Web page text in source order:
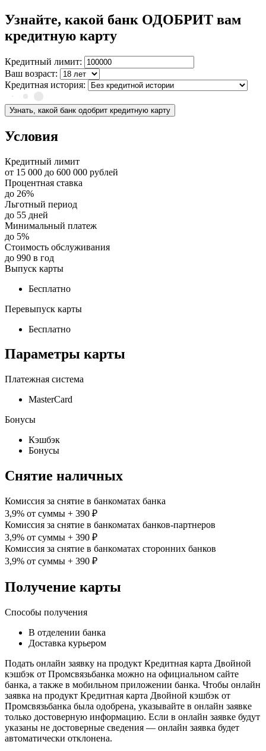
Узнайте, какой банк ОДОБРИТ вам
кредитную карту
Кредитный лимит:
Ваш возраст:
Кредитная история:
Узнать, какой банк одобрит кредитную карту
Условия
Кредитный лимит
от 15 000 до 600 000 рублей
Процентная ставка
до 26%
Льготный период
до 55 дней
Минимальный платеж
до 5%
Стоимость обслуживания
до 990 в год
Выпуск карты
Бесплатно
Перевыпуск карты
Бесплатно
Параметры карты
Платежная система
MasterСard
Бонусы
Кэшбэк
Бонусы
Снятие наличных
Комиссия за снятие в банкоматах банка
3,9% от суммы + 390 ₽
Комиссия за снятие в банкоматах банков-партнеров
3,9% от суммы + 390 ₽
Комиссия за снятие в банкоматах сторонних банков
3,9% от суммы + 390 ₽
Получение карты
Способы получения
В отделении банка
Доставка курьером
Подать онлайн заявку на продукт Кредитная карта Двойной
кэшбэк от Промсвязьбанка можно на официальном сайте
банка, а также в мобильном приложении банка. Чтобы онлайн
заявка на продукт Кредитная карта Двойной кэшбэк от
Промсвязьбанка была одобрена, указывайте в онлайн заявке
только достоверную информацию. Если в онлайн заявке будут
указаны не достоверные сведения — онлайн заявка будет
автоматически отклонена.